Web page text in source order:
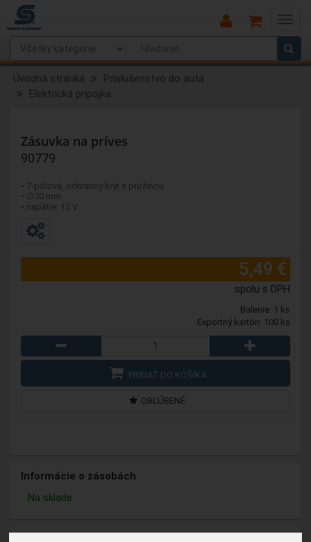
Main
Menu
Úvodná stránka
Príslušenstvo do auta
Elektrická prípojka
Zásuvka na príves
90779
• 7-pólová, ochranný kryt s pružinou
• ∅70 mm
• napätie: 12 V
5,49 €
spolu s DPH
Balenie: 1 ks
Exportný kartón: 100 ks
PRIDAŤ DO KOŠÍKA
OBĽÚBENÉ
Informácie o zásobách
Na sklade